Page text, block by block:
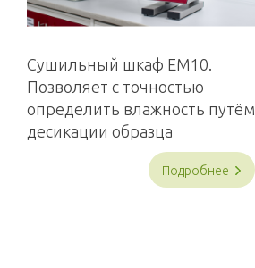
Сушильный шкаф EM10.
Позволяет с точностью
определить влажность путём
десикации образца
Подробнее